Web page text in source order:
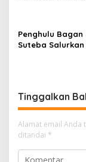
Penghulu Bagan
Suteba
Tinggalkan
Alamat email Anda
ditandai *